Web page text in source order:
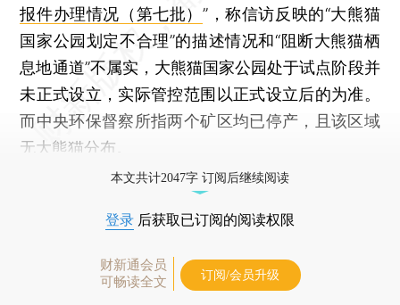
报件办理情况（第七批） ”，称信访反映的“大熊猫
国家公园划定不合理”的描述情况和“阻断大熊猫栖
息地通道”不属实，大熊猫国家公园处于试点阶段并
未正式设立，实际管控范围以正式设立后的为准。
而中央环保督察所指两个矿区均已停产，且该区域
无大熊猫分布。
本文共计2047字 订阅后继续阅读
登录 后获取已订阅的阅读权限
财新通会员
可畅读全文
订阅/会员升级